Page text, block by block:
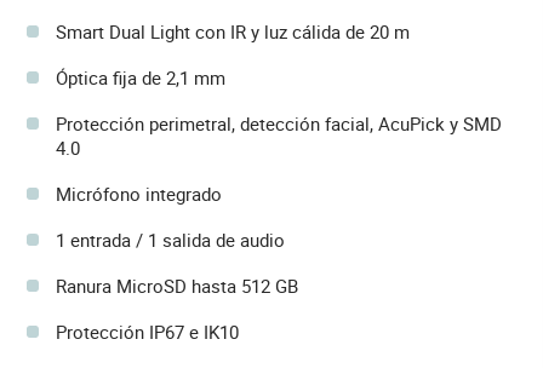
Smart Dual Light con IR y luz cálida de 20 m
Óptica fija de 2,1 mm
Protección perimetral, detección facial, AcuPick y SMD
4.0
Micrófono integrado
1 entrada / 1 salida de audio
Ranura MicroSD hasta 512 GB
Protección IP67 e IK10